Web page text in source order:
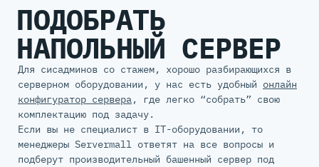
ПОДОБРАТЬ
НАПОЛЬНЫЙ СЕРВЕР
Для сисадминов со стажем, хорошо разбирающихся в
серверном оборудовании, у нас есть удобный онлайн
конфигуратор сервера, где легко “собрать” свою
комплектацию под задачу.
Если вы не специалист в IT-оборудовании, то
менеджеры Servermall ответят на все вопросы и
подберут производительный башенный сервер под